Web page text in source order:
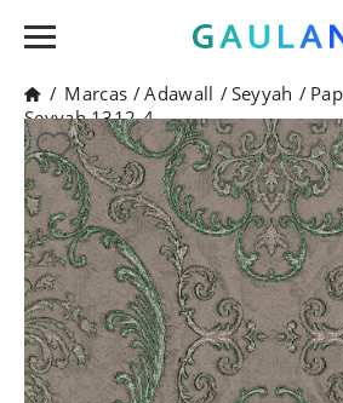
/ Marcas /Adawall /Seyyah /
Seyyah 1312-4